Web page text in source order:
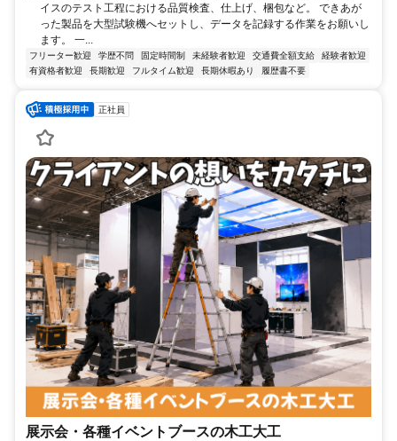
イスのテスト工程における品質検査、仕上げ、梱包など。 できあが
った製品を大型試験機へセットし、データを記録する作業をお願いし
ます。 一...
フリーター歓迎 学歴不問 固定時間制 未経験者歓迎 交通費全額支給
経験者歓迎
有資格者歓迎
長期歓迎 フルタイム歓迎 長期休暇あり 履歴書不要
正社員
展示会・各種イベントブースの木工大工